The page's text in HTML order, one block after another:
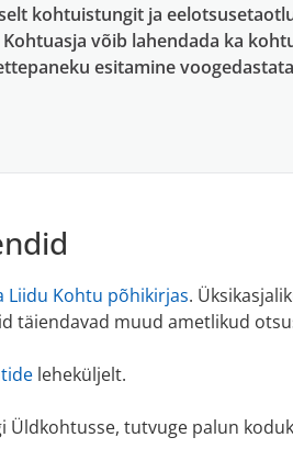
kohtuistungit ja
võib lahendada ka
esitamine
Liidu Kohtu põhikirjas.
täiendavad muud ametlikud
leheküljelt.
Üldkohtusse, tutvuge palun